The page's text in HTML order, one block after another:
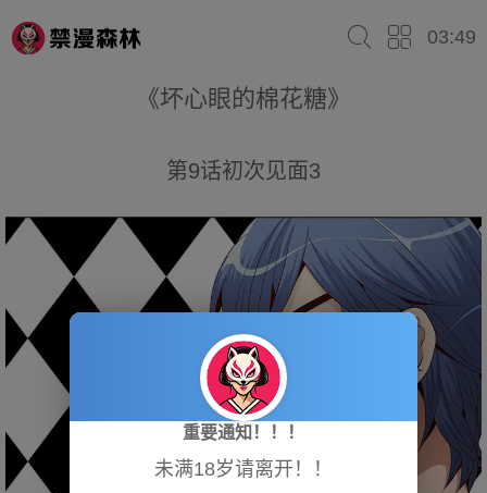
03:49
《坏心眼的棉花糖》
第9话初次见面3
重要通知！！！
未满18岁请离开！！